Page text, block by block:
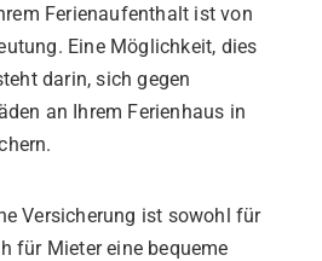
Ferienaufenthalt ist von
Eine Möglichkeit, dies
darin, sich gegen
an Ihrem Ferienhaus in
Versicherung ist sowohl für
für Mieter eine bequeme